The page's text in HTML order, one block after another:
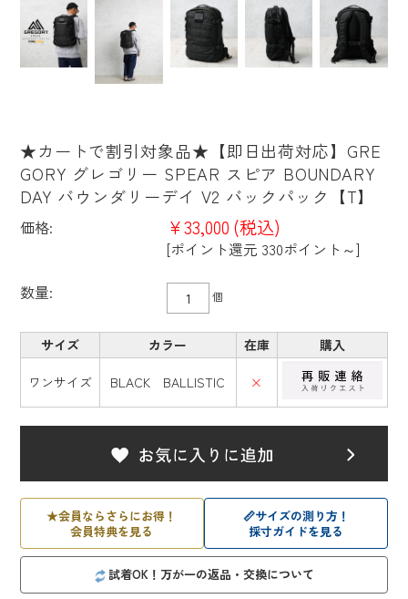
★カートで割引対象品★【即日出荷対応】GRE
GORY グレゴリー SPEAR スピア BOUNDARY
DAY バウンダリーデイ V2 バックパック【T】
価格: ¥33,000 (税込)
[ポイント還元 330ポイント～]
数量:
個
サイズ カラー 在庫 購入
ワンサイズ BLACK BALLISTIC ×
★会員ならさらにお得！
会員特典を見る
📏サイズの測り方！
採寸ガイドを見る
試着OK！万が一の返品・交換について